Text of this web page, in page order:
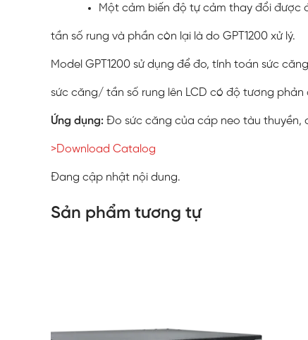
Một cảm biến độ tự cảm thay đổi được
tần số rung và phần còn lại là do GPT1200 xử lý.
Model GPT1200 sử dụng để đo, tính toán sức
sức căng/ tần số rung lên LCD có độ tương phản
Ứng dụng: Đo sức căng của cáp neo tàu thuyền,
>Download Catalog
Đang cập nhật nội dung.
Sản phẩm tương tự